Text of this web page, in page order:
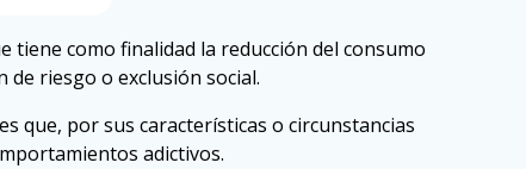
tiene como finalidad la reducción del consumo
riesgo o exclusión social.
que, por sus características o circunstancias
adictivos.